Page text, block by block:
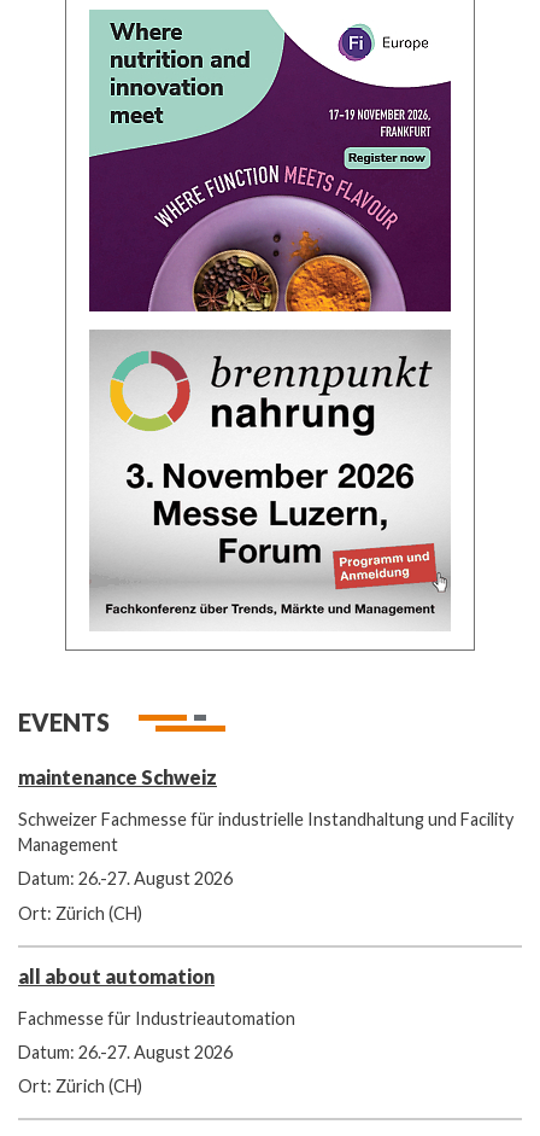
EVENTS
maintenance Schweiz
Schweizer Fachmesse für industrielle Instandhaltung und Facility
Management
Datum: 26.-27. August 2026
Ort: Zürich (CH)
all about automation
Fachmesse für Industrieautomation
Datum: 26.-27. August 2026
Ort: Zürich (CH)